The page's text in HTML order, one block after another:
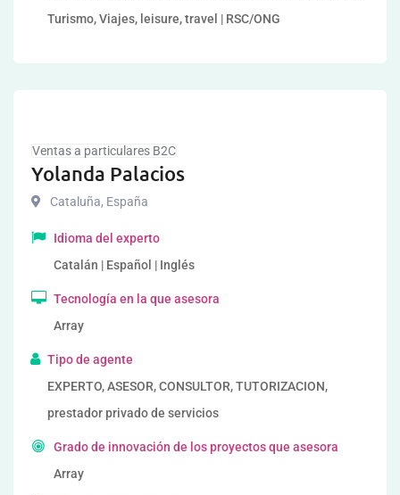
Turismo, Viajes, leisure, travel | RSC/ONG
Ventas a particulares B2C
Yolanda Palacios
Cataluña, España
Idioma del experto
Catalán | Español | Inglés
Tecnología en la que asesora
Array
Tipo de agente
EXPERTO, ASESOR, CONSULTOR, TUTORIZACION,
prestador privado de servicios
Grado de innovación de los proyectos que asesora
Array